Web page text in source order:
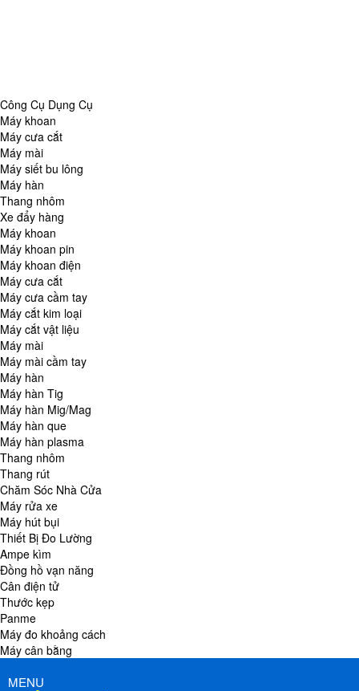
Công Cụ Dụng Cụ
Máy khoan
Máy cưa cắt
Máy mài
Máy siết bu lông
Máy hàn
Thang nhôm
Xe đẩy hàng
Máy khoan
Máy khoan pin
Máy khoan điện
Máy cưa cắt
Máy cưa cầm tay
Máy cắt kim loại
Máy cắt vật liệu
Máy mài
Máy mài cầm tay
Máy hàn
Máy hàn Tig
Máy hàn Mig/Mag
Máy hàn que
Máy hàn plasma
Thang nhôm
Thang rút
Chăm Sóc Nhà Cửa
Máy rửa xe
Máy hút bụi
Thiết Bị Đo Lường
Ampe kìm
Đồng hồ vạn năng
Cân điện tử
Thước kẹp
Panme
Máy đo khoảng cách
Máy cân bằng
MENU